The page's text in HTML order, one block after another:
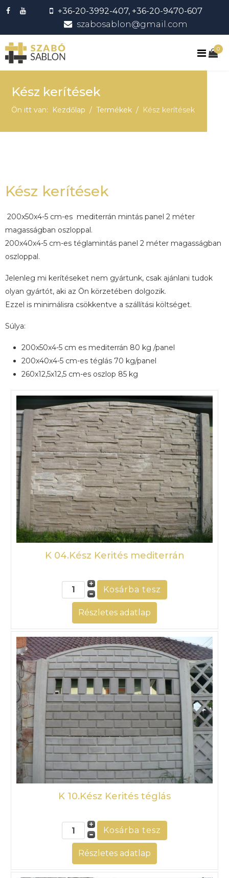
+36-20-3992-407, +36-20-9470-607
szabosablon@gmail.com
0
Kész kerítések
Ön itt van: Kezdőlap Termékek Kész kerítések
Kész kerítések
200x50x4-5 cm-es mediterrán mintás panel 2 méter
magasságban oszloppal.
200x40x4-5 cm-es téglamintás panel 2 méter magasságban
oszloppal.
Jelenleg mi kerítéseket nem gyártunk, csak ajánlani tudok
olyan gyártót, aki az Ön körzetében dolgozik.
Ezzel is minimálisra csökkentve a szállítási költséget.
Súlya:
200x50x4-5 cm es mediterrán 80 kg /panel
200x40x4-5 cm-es téglás 70 kg/panel
260x12,5x12,5 cm-es oszlop 85 kg
K 04.Kész Kerités mediterrán
Részletes adatlap
K 10.Kész Kerités téglás
Részletes adatlap